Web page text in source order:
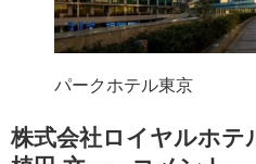
パークホテル東京
株式会社ロイヤルホ